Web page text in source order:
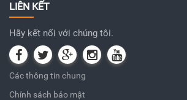
LIÊN KẾT
Hãy kết nối với chúng tôi.
Các thông tin chung
Chính sách bảo mật